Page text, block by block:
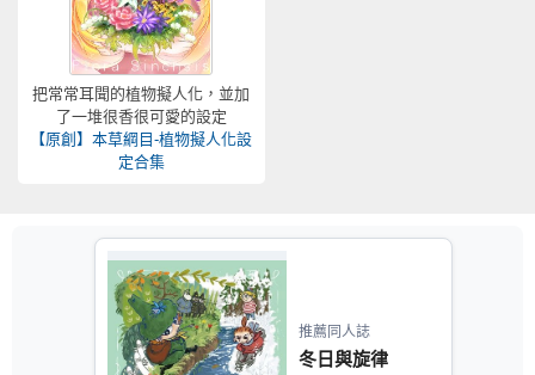
把常常耳聞的植物擬人化，並加
了一堆很香很可愛的設定
【原創】本草綱目-植物擬人化設
定合集
推薦同人誌
冬日與旋律